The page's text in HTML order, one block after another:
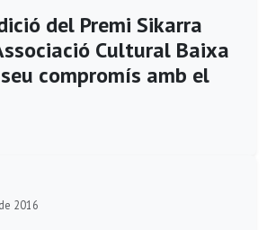
del Premi Sikarra
Cultural Baixa
compromís amb el
2016